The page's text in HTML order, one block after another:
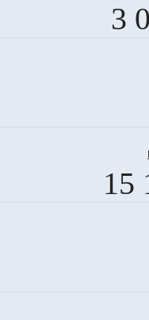
3
15